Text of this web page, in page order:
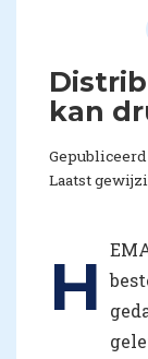
kan
Gepubliceerd
Laatst
H